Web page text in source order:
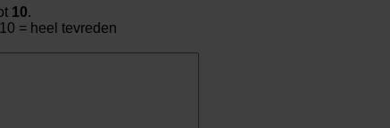
10.
= heel tevreden